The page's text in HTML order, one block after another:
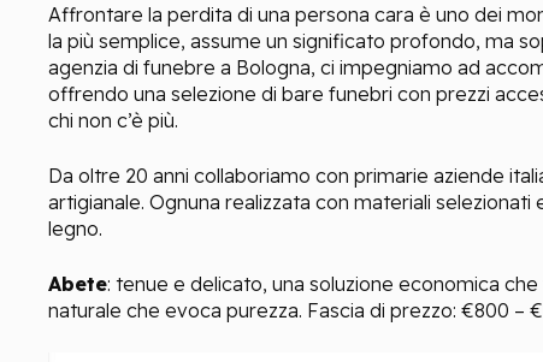
Affrontare la perdita di una persona cara è uno dei
la più semplice, assume un significato profondo, ma
agenzia di funebre a Bologna, ci impegniamo ad
offrendo una selezione di bare funebri con prezzi
chi non c’è più.
Da oltre 20 anni collaboriamo con primarie aziende
artigianale. Ognuna realizzata con materiali
legno.
Abete: tenue e delicato, una soluzione economica
naturale che evoca purezza. Fascia di prezzo: €800 –